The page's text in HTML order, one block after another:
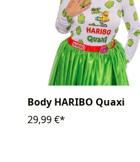
Body HARIBO Quaxi
29,99 €*